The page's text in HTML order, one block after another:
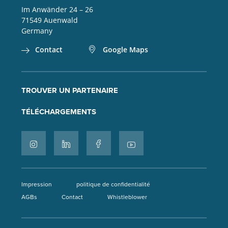
Im Anwänder 24 – 26
71549 Auenwald
Germany
Contact
Google Maps
TROUVER UN PARTENAIRE
TÉLÉCHARGEMENTS
Impression
politique de confidentialité
AGBs
Contact Whistleblower